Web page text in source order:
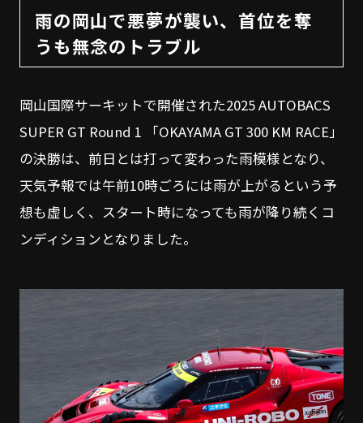
雨の岡山で悪夢が襲い、首位を奪
うも無念のトラブル
岡山国際サーキットで開催された2025 AUTOBACS
SUPER GT Round 1 「OKAYAMA GT 300 KM RACE」
の決勝は、前日とは打って変わった雨模様となり、
天気予報では午前10時ごろには雨が上がるという予
想も虚しく、スタート時になっても雨が降り続くコ
ンディションとなりました。